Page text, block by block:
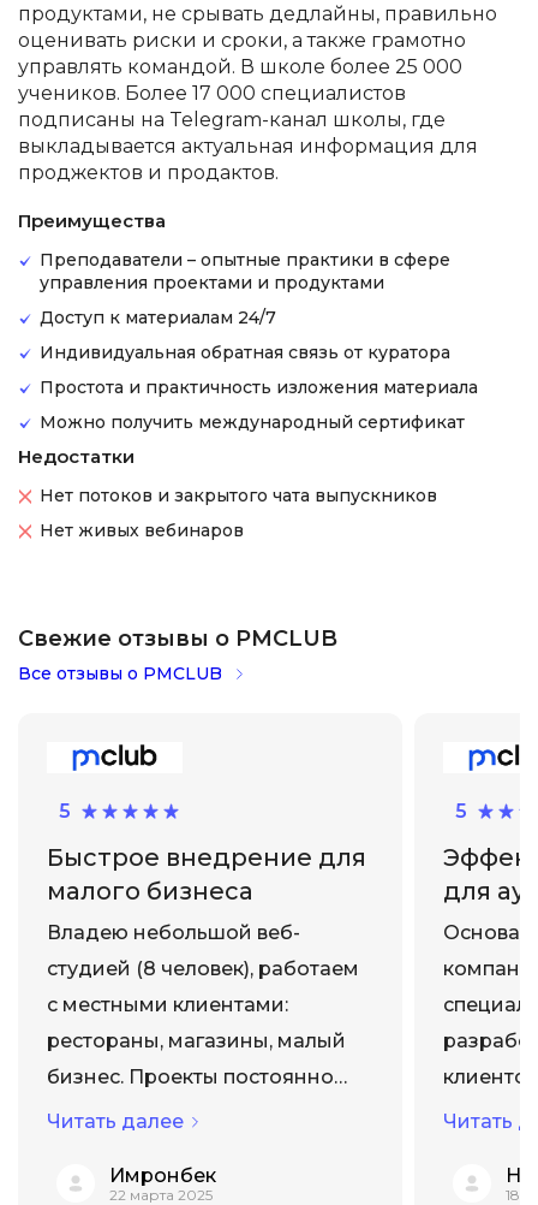
продуктами, не срывать дедлайны, правильно
оценивать риски и сроки, а также грамотно
управлять командой. В школе более 25 000
учеников. Более 17 000 специалистов
подписаны на Telegram-канал школы, где
выкладывается актуальная информация для
проджектов и продактов.
Преимущества
Преподаватели – опытные практики в сфере
управления проектами и продуктами
Доступ к материалам 24/7
Индивидуальная обратная связь от куратора
Простота и практичность изложения материала
Можно получить международный сертификат
Недостатки
Нет потоков и закрытого чата выпускников
Нет живых вебинаров
Свежие отзывы о PMCLUB
Все отзывы о PMCLUB
Быстрое внедрение для
малого бизнеса
Владею небольшой веб-
студией (8 человек), работаем
с местными клиентами:
рестораны, магазины, малый
бизнес. Проекты постоянно
затягивались, клиенты были
"micro.P3.express: простая
Читать далее
Имронбек
22 марта 2025
5
для
точная
Читать
18
5